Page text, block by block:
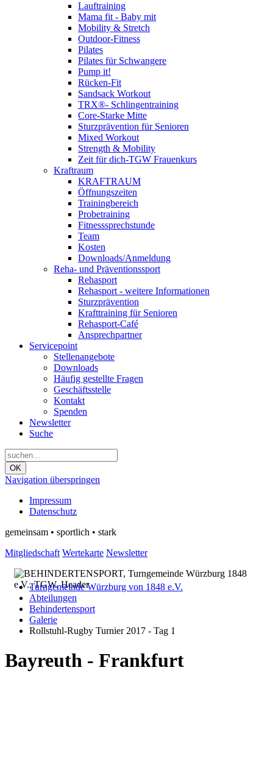
Lauftraining
Mama fit - Baby mit
Mobility & Stretch
Outdoor-Fitness
Pilates
Pilates für Schwangere
Pump it!
Rücken-Fit
Sandsack Workout
TRX®- Schlingentraining
Core-Starke Mitte
Sturzprävention für Senioren
Mixed Workout
Strength & Mobility
Zeit für dich-TGW Frauenkurs
Kraftraum
KRAFTRAUM
Öffnungszeiten
Trainingbereich
Probetraining
Fitnesssprechstunde
Team
Kosten
Downloads/Anmeldung
Reha- und Präventionssport
Rehasport
Rehasport - weitere Informationen
Sturzprävention
Krafttraining für Senioren
Rehasport-Café
Ansprechpartner
Servicepoint
Stellenangebote
Downloads
Häufig gestellte Fragen
Geschäftsstelle
Kontakt
Spenden
Newsletter
Suche
OK
Navigation überspringen
Impressum
Datenschutz
gemeinsam • sportlich • stark
Mitgliedschaft Wertekarte Newsletter
Turngemeinde Würzburg von 1848 e.V.
Abteilungen
Behindertensport
Galerie
Rollstuhl-Rugby Turnier 2017 - Tag 1
Bayreuth - Frankfurt